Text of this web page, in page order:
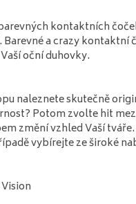
kontaktních
Barevné a crazy
oční duhovky.
naleznete skutečně
Potom zvolte hit
změní vzhled Vaší
vybírejte ze široké